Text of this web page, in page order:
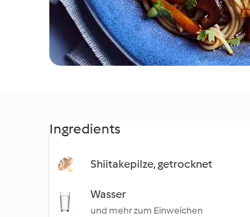
Ingredients
Shiitakepilze, getrocknet
Wasser
und mehr zum Einweichen